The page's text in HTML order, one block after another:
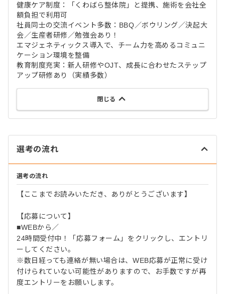
健康ケア制度：「くわばら整体院」と提携、施術を会社全
額負担で利用可
社員同士の交流イベント多数：BBQ／ボウリング／決起大
会／生産者研修／勉強会あり！
エマジェネティックス導入で、チーム力を高めるコミュニ
ケーション環境を整備
教育制度充実：新人研修やOJT、成長に合わせたステップ
アップ研修あり（実績多数）
閉じる
選考の流れ
選考の流れ
【ここまでお読みいただき、ありがとうございます】
【応募について】
■WEBから／
24時間受付中！「応募フォーム」をクリックし、エントリ
ーしてください。
※数日経っても連絡が無い場合は、WEB応募が正常に受け
付けられていない可能性がありますので、お手数ですが再
度エントリーをお願いします。